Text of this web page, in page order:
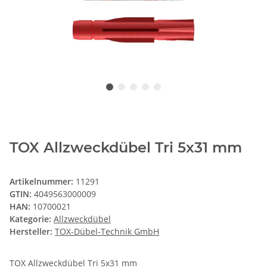
TOX Allzweckdübel Tri 5x31 mm
Artikelnummer: 11291
GTIN: 4049563000009
HAN: 10700021
Kategorie: Allzweckdübel
Hersteller: TOX-Dübel-Technik GmbH
TOX Allzweckdübel Tri 5x31 mm